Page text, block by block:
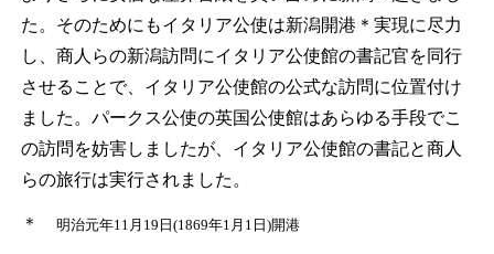
た。そのためにもイタリア公使は新潟開港 ＊ 実現に尽力
し、商人らの新潟訪問にイタリア公使館の書記官を同行
させることで、イタリア公使館の公式な訪問に位置付け
ました。パークス公使の英国公使館はあらゆる手段でこ
の訪問を妨害しましたが、イタリア公使館の書記と商人
らの旅行は実行されました。
＊ 明治元年11月19日(1869年1月1日)開港